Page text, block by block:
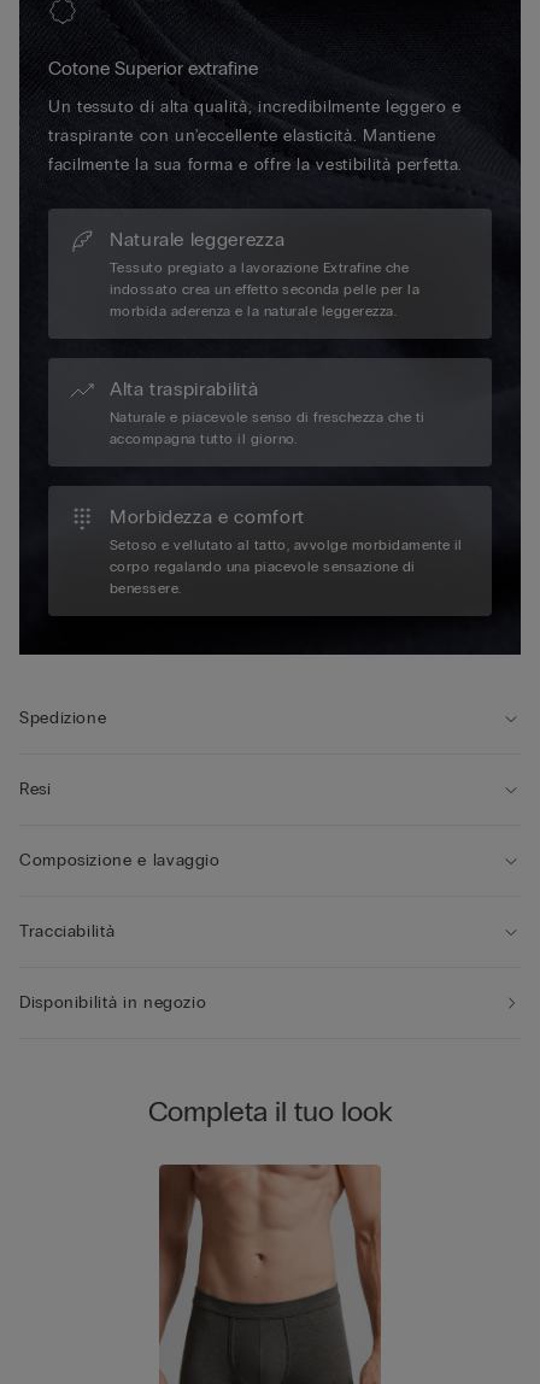
Cotone Superior extrafine
Un tessuto di alta qualità, incredibilmente leggero e
traspirante con un'eccellente elasticità. Mantiene
facilmente la sua forma e offre la vestibilità perfetta.
Naturale leggerezza
Tessuto pregiato a lavorazione Extrafine che
indossato crea un effetto seconda pelle per la
morbida aderenza e la naturale leggerezza.
Alta traspirabilità
Naturale e piacevole senso di freschezza che ti
accompagna tutto il giorno.
Morbidezza e comfort
Setoso e vellutato al tatto, avvolge morbidamente il
corpo regalando una piacevole sensazione di
benessere.
Spedizione
Resi
Composizione e lavaggio
Tracciabilità
Disponibilità in negozio
Completa il tuo look